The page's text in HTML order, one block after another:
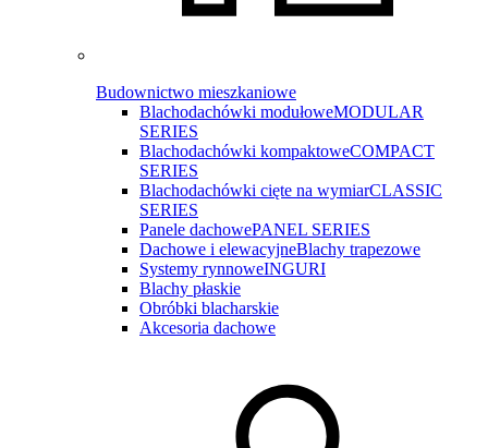
Budownictwo mieszkaniowe
Blachodachówki modułoweMODULAR
SERIES
Blachodachówki kompaktoweCOMPACT
SERIES
Blachodachówki cięte na wymiarCLASSIC
SERIES
Panele dachowePANEL SERIES
Dachowe i elewacyjneBlachy trapezowe
Systemy rynnoweINGURI
Blachy płaskie
Obróbki blacharskie
Akcesoria dachowe